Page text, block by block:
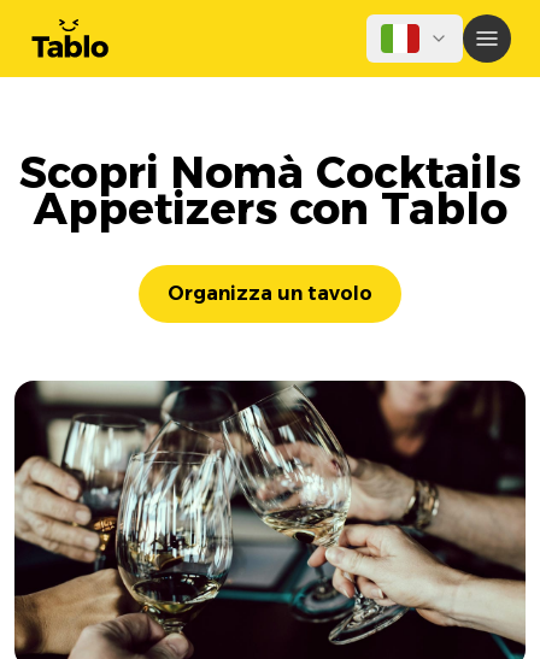
Scopri Nomà Cocktails
Appetizers con Tablo
Organizza un tavolo